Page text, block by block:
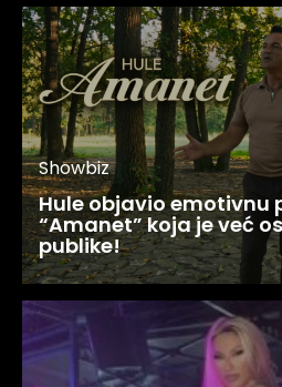
Showbiz
Hule objavio emotivnu
“Amanet” koja je već
publike!